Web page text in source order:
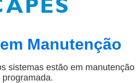
Manutenção
sistemas estão em manutenção
programada.